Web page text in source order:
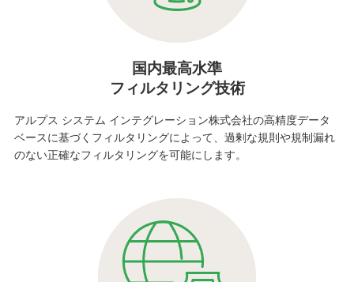
国内最高水準
フィルタリング技術
アルプス システム インテグレーション株式会社の高精度データ
ベースに基づくフィルタリングによって、過剰な規則や規制漏れ
のない正確なフィルタリングを可能にします。